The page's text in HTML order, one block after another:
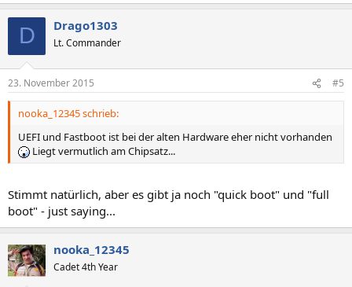
D Drago1303
Lt. Commander
23. November 2015 #5
nooka_12345 schrieb:
UEFI und Fastboot ist bei der alten Hardware eher nicht vorhanden
Liegt vermutlich am Chipsatz...
Stimmt natürlich, aber es gibt ja noch "quick boot" und "full
boot" - just saying...
nooka_12345
Cadet 4th Year